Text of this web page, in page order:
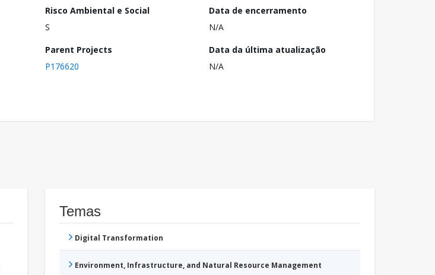
Risco Ambiental e Social
S
Data de encerramento
N/A
Parent Projects
P176620
Data da última atualização
N/A
Temas
Digital Transformation
Environment, Infrastructure, and Natural Resource Management